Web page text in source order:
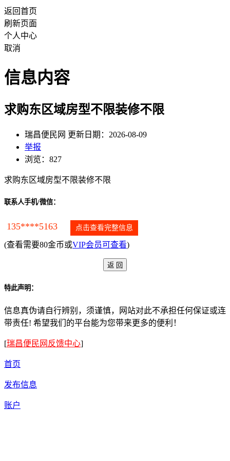
返回首页
刷新页面
个人中心
取消
信息内容
求购东区域房型不限装修不限
瑞昌便民网 更新日期：2026-08-09
举报
浏览：827
求购东区域房型不限装修不限
联系人手机/微信：
135****5163 点击查看完整信息
(查看需要80金币或VIP会员可查看)
特此声明：
信息真伪请自行辨别，须谨慎，网站对此不承担任何保证或连
带责任! 希望我们的平台能为您带来更多的便利！
[瑞昌便民网反馈中心]
首页
发布信息
账户